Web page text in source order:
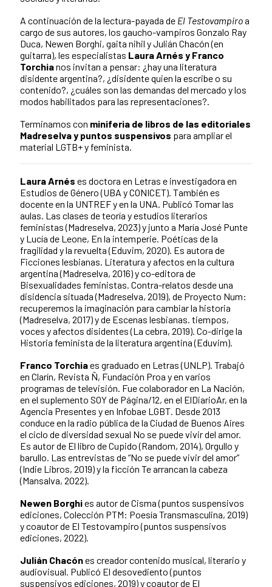
A continuación de la lectura-payada de El Testovampiroa
cargo de sus autores, los gaucho-vampiros Gonzalo Ray
Duca, Newen Borghi, gaita nihil y Julián Chacón (en
guitarra), les especialistas Laura Arnés y Franco
Torchianos invitan a pensar: ¿hay una literatura
disidente argentina?, ¿disidente quien la escribe o su
contenido?, ¿cuáles son las demandas del mercado y los
modos habilitados para las representaciones?.
Terminamos con miniferia de libros de las editoriales
Madreselva y puntos suspensivos para ampliar el
material LGTB+ y feminista.
Laura Arnés es doctora en Letras e investigadora en
Estudios de Género (UBA y CONICET). También es
docente en la UNTREF y en la UNA. Publicó Tomar las
aulas. Las clases de teoría y estudios literarios
feministas (Madreselva, 2023) y junto a María José Punte
y Lucía de Leone, En la intemperie. Poéticas de la
fragilidad y la revuelta (Eduvim, 2020). Es autora de
Ficciones lesbianas. Literatura y afectos en la cultura
argentina (Madreselva, 2016) y co-editora de
Bisexualidades feministas. Contra-relatos desde una
disidencia situada (Madreselva, 2019), de Proyecto Num:
recuperemos la imaginación para cambiar la historia
(Madreselva, 2017) y de Escenas lesbianas. tiempos,
voces y afectos disidentes (La cebra, 2019). Co-dirige la
Historia feminista de la literatura argentina (Eduvim).
Franco Torchiaes graduado en Letras (UNLP). Trabajó
en Clarín, Revista Ñ, Fundación Proa y en varios
programas de televisión. Fue colaborador en La Nación,
en el suplemento SOY de Página/12, en el ElDiarioAr, en la
Agencia Presentes y en Infobae LGBT. Desde 2013
conduce en la radio pública de la Ciudad de Buenos Aires
el ciclo de diversidad sexual No se puede vivir del amor.
Es autor de El libro de Cupido (Random, 2014), Orgullo y
barullo. Las entrevistas de “No se puede vivir del amor”
(Indie Libros, 2019) y la ficción Te arrancan la cabeza
(Mansalva, 2022).
Newen Borghies autor de Cisma (puntos suspensivos
ediciones, Colección PTM: Poesía Transmasculina, 2019)
y coautor de El Testovampiro (puntos suspensivos
ediciones, 2022).
Julián Chacónes creador contenido musical, literario y
audiovisual. Publicó El desovediento (puntos
suspensivos ediciones, 2019) y coautor de El